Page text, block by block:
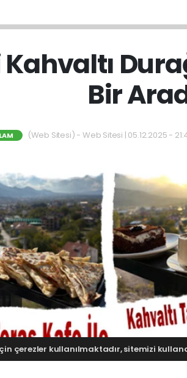
Bir
(Web Sitesi) - Web Sitesi | 05.12.2025 -
çerezler kullanılmaktadır, sitemizi